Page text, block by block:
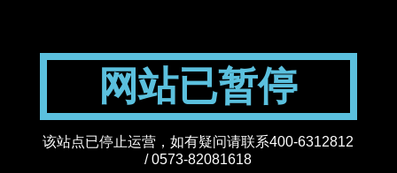
网站已暂停
该站点已停止运营，如有疑问请联系400-6312812
/ 0573-82081618